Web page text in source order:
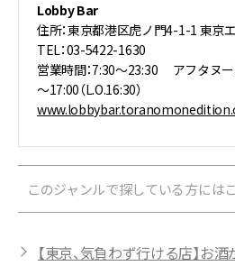
Lobby Bar
住所：東京都港区虎ノ門4-1-1 東京
TEL：03-5422-1630
営業時間：7:30～23:30 アフタヌ
～17:00（L.O.16:30）
このジャンルで探している方には
【東京、気負わず行ける店】お